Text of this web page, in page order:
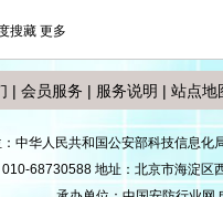
搜藏 更多
| 会员服务 | 服务说明 | 站点地
中华人民共和国公安部科技信息化
68730588 地址：北京市海淀区